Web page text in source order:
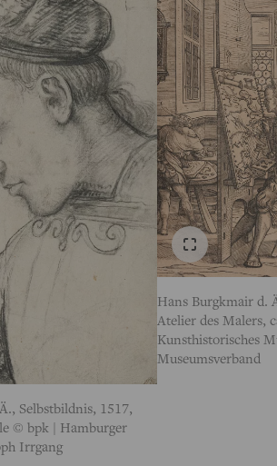
Selbstbildnis, 1517,
© bpk | Hamburger
Irrgang
Hans Burgkmair d.
Atelier des Malers,
Kunsthistorisches
Museumsverband